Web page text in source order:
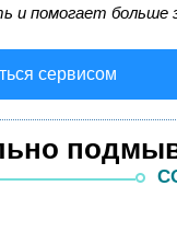
и помогает
сервисом